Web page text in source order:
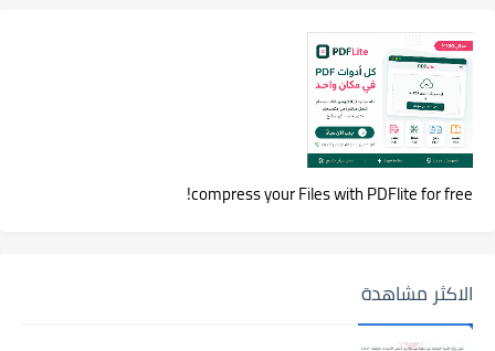
compress your Files with PDFlite for free!
الاكثر مشاهدة